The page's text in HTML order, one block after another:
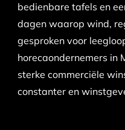
bedienbare tafels en
dagen waarop wind,
gesproken voor
horecaondernemers in
sterke commerciële
constanter en